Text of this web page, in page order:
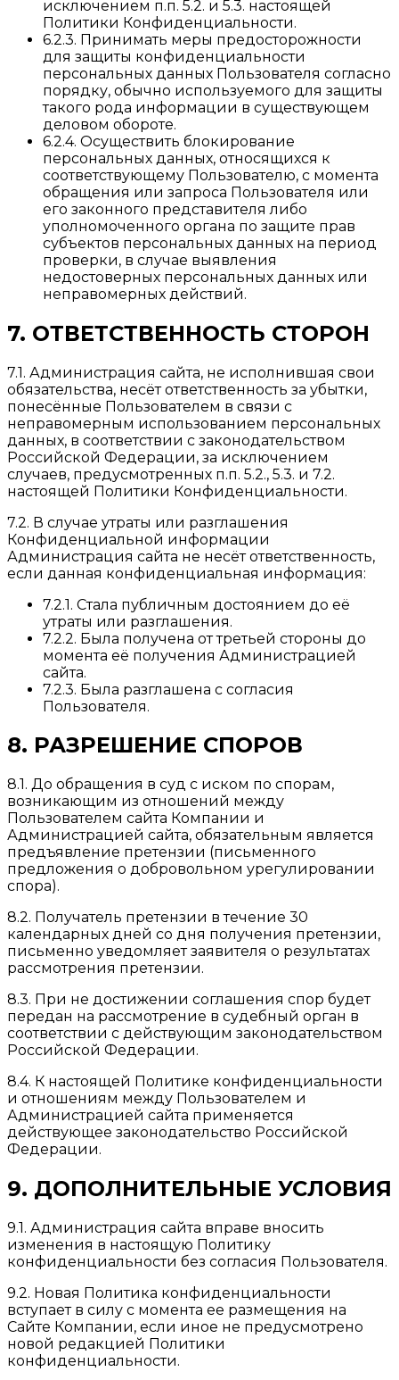
исключением п.п. 5.2. и 5.3. настоящей
Политики Конфиденциальности.
6.2.3. Принимать меры предосторожности
для защиты конфиденциальности
персональных данных Пользователя согласно
порядку, обычно используемого для защиты
такого рода информации в существующем
деловом обороте.
6.2.4. Осуществить блокирование
персональных данных, относящихся к
соответствующему Пользователю, с момента
обращения или запроса Пользователя или
его законного представителя либо
уполномоченного органа по защите прав
субъектов персональных данных на период
проверки, в случае выявления
недостоверных персональных данных или
неправомерных действий.
7. ОТВЕТСТВЕННОСТЬ СТОРОН
7.1. Администрация сайта, не исполнившая свои
обязательства, несёт ответственность за убытки,
понесённые Пользователем в связи с
неправомерным использованием персональных
данных, в соответствии с законодательством
Российской Федерации, за исключением
случаев, предусмотренных п.п. 5.2., 5.3. и 7.2.
настоящей Политики Конфиденциальности.
7.2. В случае утраты или разглашения
Конфиденциальной информации
Администрация сайта не несёт ответственность,
если данная конфиденциальная информация:
7.2.1. Стала публичным достоянием до её
утраты или разглашения.
7.2.2. Была получена от третьей стороны до
момента её получения Администрацией
сайта.
7.2.3. Была разглашена с согласия
Пользователя.
8. РАЗРЕШЕНИЕ СПОРОВ
8.1. До обращения в суд с иском по спорам,
возникающим из отношений между
Пользователем сайта Компании и
Администрацией сайта, обязательным является
предъявление претензии (письменного
предложения о добровольном урегулировании
спора).
8.2. Получатель претензии в течение 30
календарных дней со дня получения претензии,
письменно уведомляет заявителя о результатах
рассмотрения претензии.
8.3. При не достижении соглашения спор будет
передан на рассмотрение в судебный орган в
соответствии с действующим законодательством
Российской Федерации.
8.4. К настоящей Политике конфиденциальности
и отношениям между Пользователем и
Администрацией сайта применяется
действующее законодательство Российской
Федерации.
9. ДОПОЛНИТЕЛЬНЫЕ УСЛОВИЯ
9.1. Администрация сайта вправе вносить
изменения в настоящую Политику
конфиденциальности без согласия Пользователя.
9.2. Новая Политика конфиденциальности
вступает в силу с момента ее размещения на
Сайте Компании, если иное не предусмотрено
новой редакцией Политики
конфиденциальности.